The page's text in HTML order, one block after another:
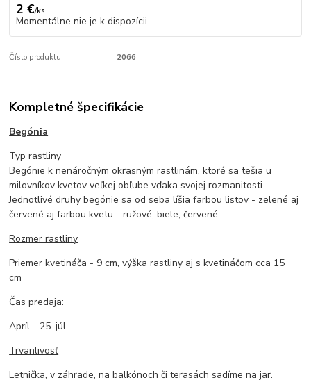
2 €/ks
Momentálne nie je k dispozícii
Číslo produktu: 2066
Kompletné špecifikácie
Begónia
Typ rastliny
Begónie k nenáročným okrasným rastlinám, ktoré sa tešia u
milovníkov kvetov veľkej obľube vďaka svojej rozmanitosti.
Jednotlivé druhy begónie sa od seba líšia farbou listov - zelené aj
červené aj farbou kvetu - ružové, biele, červené.
Rozmer rastliny
Priemer kvetináča - 9 cm, výška rastliny aj s kvetináčom cca 15
cm
Čas predaja:
Apríl - 25. júl
Trvanlivosť
Letnička, v záhrade, na balkónoch či terasách sadíme na jar.